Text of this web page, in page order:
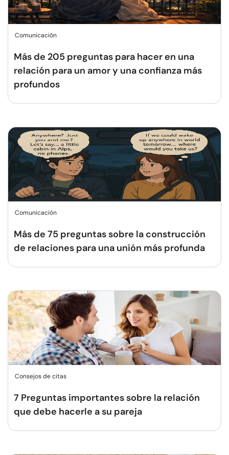
Comunicación
Más de 205 preguntas para hacer en una
relación para un amor y una confianza más
profundos
Comunicación
Más de 75 preguntas sobre la construcción
de relaciones para una unión más profunda
Consejos de citas
7 Preguntas importantes sobre la relación
que debe hacerle a su pareja